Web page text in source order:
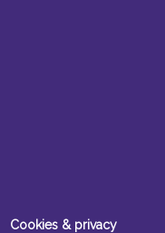
Cookies & privacy